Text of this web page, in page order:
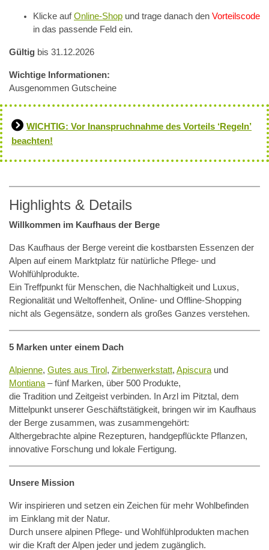
Klicke aufOnline-Shop und trage danach den Vorteilscode
in das passende Feld ein.
Gültig bis 31.12.2026
Wichtige Informationen:
Ausgenommen Gutscheine
WICHTIG: Vor Inanspruchnahme des Vorteils ‘Regeln’
beachten!
Highlights & Details
Willkommen im Kaufhaus der Berge
Das Kaufhaus der Berge vereint die kostbarsten Essenzen der
Alpen auf einem Marktplatz für natürliche Pflege- und
Wohlfühlprodukte.
Ein Treffpunkt für Menschen, die Nachhaltigkeit und Luxus,
Regionalität und Weltoffenheit, Online- und Offline-Shopping
nicht als Gegensätze, sondern als großes Ganzes verstehen.
5 Marken unter einem Dach
Alpienne, Gutes aus Tirol, Zirbenwerkstatt, Apiscura und
Montiana – fünf Marken, über 500 Produkte,
die Tradition und Zeitgeist verbinden. In Arzl im Pitztal, dem
Mittelpunkt unserer Geschäftstätigkeit, bringen wir im Kaufhaus
der Berge zusammen, was zusammengehört:
Althergebrachte alpine Rezepturen, handgepflückte Pflanzen,
innovative Forschung und lokale Fertigung.
Unsere Mission
Wir inspirieren und setzen ein Zeichen für mehr Wohlbefinden
im Einklang mit der Natur.
Durch unsere alpinen Pflege- und Wohlfühlprodukten machen
wir die Kraft der Alpen jeder und jedem zugänglich.